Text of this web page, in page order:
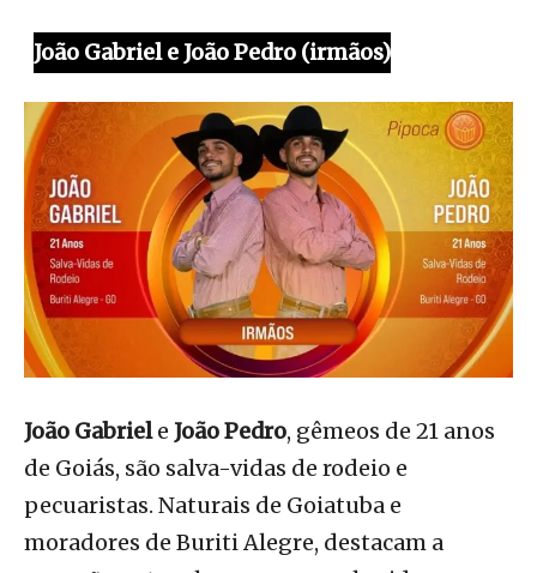
João Gabriel e João Pedro (irmãos)
João Gabriele João Pedro, gêmeos de 21 anos
de Goiás, são salva-vidas de rodeio e
pecuaristas. Naturais de Goiatuba e
moradores de Buriti Alegre, destacam a